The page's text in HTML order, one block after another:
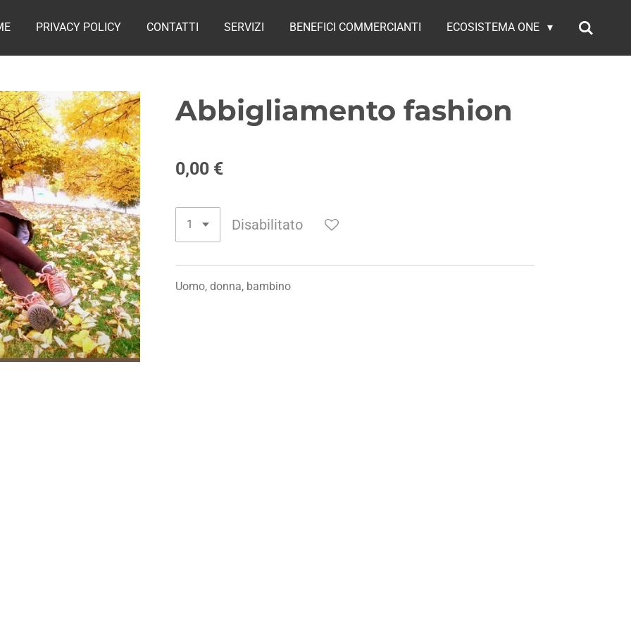
PRIVACY POLICY CONTATTI SERVIZI BENEFICI COMMERCIANTI ECOSISTEMA ONE
Abbigliamento fashion
0,00 €
Disabilitato
Uomo, donna, bambino